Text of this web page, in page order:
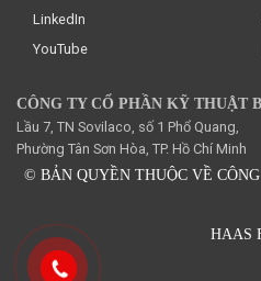
LinkedIn
YouTube
CÔNG TY CỔ PHẦN KỸ THUẬT
Lầu 7, TN Sovilaco, số 1 Phổ Quang,
Phường Tân Sơn Hòa, TP. Hồ Chí Minh
© BẢN QUYỀN THUỘC VỀ
HAAS